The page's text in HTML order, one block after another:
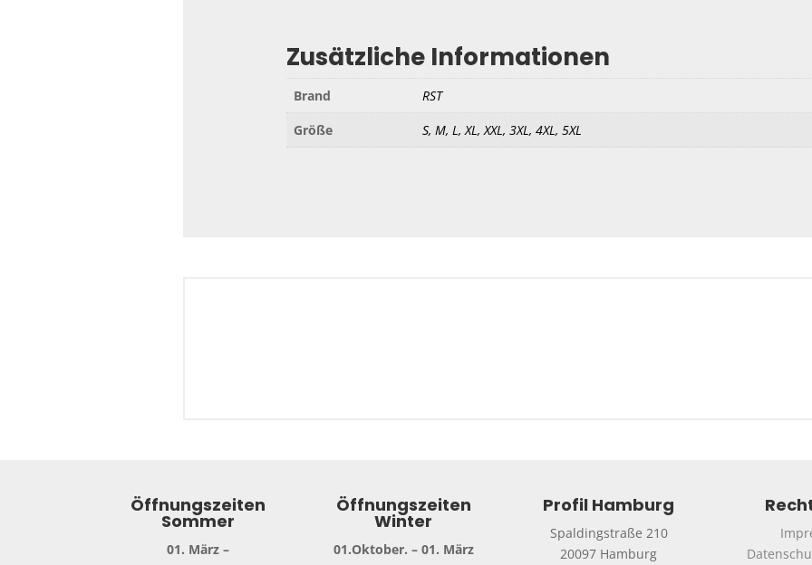
Zusätzliche Informationen
Brand
RST
Größe
S, M, L, XL, XXL, 3XL, 4XL, 5XL
Öffnungszeiten
Sommer
01. März –
Öffnungszeiten
Winter
01.Oktober. – 01. März
Profil Hamburg
Spaldingstraße 210
20097 Hamburg